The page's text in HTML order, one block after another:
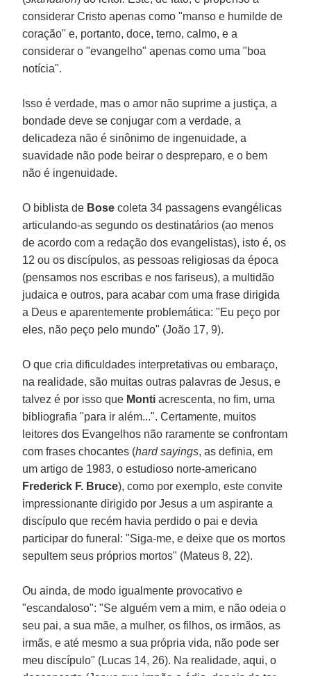
considerar Cristo apenas como "manso e humilde de
coração" e, portanto, doce, terno, calmo, e a
considerar o "evangelho" apenas como uma "boa
notícia".
Isso é verdade, mas o amor não suprime a justiça, a
bondade deve se conjugar com a verdade, a
delicadeza não é sinônimo de ingenuidade, a
suavidade não pode beirar o despreparo, e o bem
não é ingenuidade.
O biblista de Bosecoleta 34 passagens evangélicas
articulando-as segundo os destinatários (ao menos
de acordo com a redação dos evangelistas), isto é, os
12 ou os discípulos, as pessoas religiosas da época
(pensamos nos escribas e nos fariseus), a multidão
judaica e outros, para acabar com uma frase dirigida
a Deus e aparentemente problemática: "Eu peço por
eles, não peço pelo mundo" (João 17, 9).
O que cria dificuldades interpretativas ou embaraço,
na realidade, são muitas outras palavras de Jesus, e
talvez é por isso que Montiacrescenta, no fim, uma
bibliografia "para ir além...". Certamente, muitos
leitores dos Evangelhos não raramente se confrontam
com frases chocantes (hard sayings, as definia, em
um artigo de 1983, o estudioso norte-americano
Frederick F. Bruce), como por exemplo, este convite
impressionante dirigido por Jesus a um aspirante a
discípulo que recém havia perdido o pai e devia
participar do funeral: "Siga-me, e deixe que os mortos
sepultem seus próprios mortos" (Mateus 8, 22).
Ou ainda, de modo igualmente provocativo e
"escandaloso": "Se alguém vem a mim, e não odeia o
seu pai, a sua mãe, a mulher, os filhos, os irmãos, as
irmãs, e até mesmo a sua própria vida, não pode ser
meu discípulo" (Lucas 14, 26). Na realidade, aqui, o